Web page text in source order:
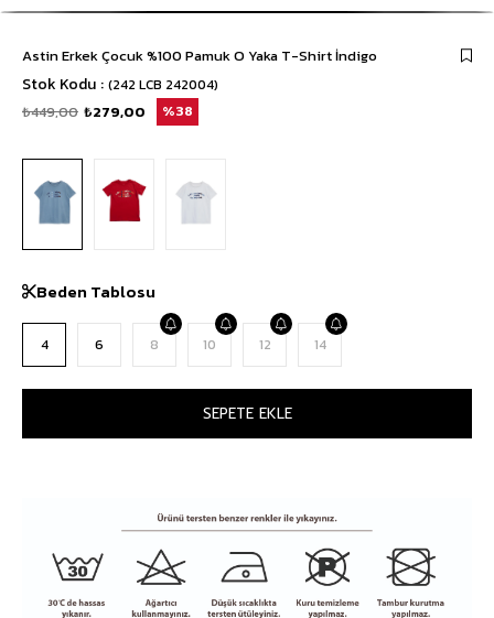
Astin Erkek Çocuk %100 Pamuk O Yaka T-Shirt İndigo
Stok Kodu (242 LCB 242004)
₺449,00 ₺279,00 38
Beden Tablosu
4 6 8 10 12 14